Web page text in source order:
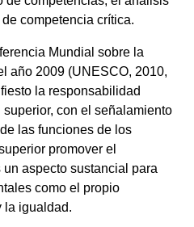
competencia crítica.
Mundial sobre la
año 2009 (UNESCO, 2010,
la responsabilidad
con el señalamiento
las funciones de los
promover el
aspecto sustancial para
como el propio
la igualdad.